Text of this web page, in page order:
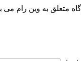
متعلق به وین رام می